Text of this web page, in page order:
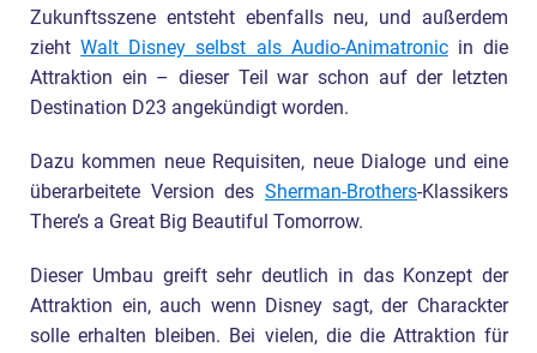
Zukunftsszene entsteht ebenfalls neu, und außerdem
ziehtWalt Disney selbst als Audio-Animatronicin die
Attraktion ein – dieser Teil war schon auf der letzten
Destination D23 angekündigt worden.
Dazu kommen neue Requisiten, neue Dialoge und eine
überarbeitete Version des Sherman-Brothers-Klassikers
There’s a Great Big Beautiful Tomorrow.
Dieser Umbau greift sehr deutlich in das Konzept der
Attraktion ein, auch wenn Disney sagt, der Charackter
solle erhalten bleiben. Bei vielen, die die Attraktion für